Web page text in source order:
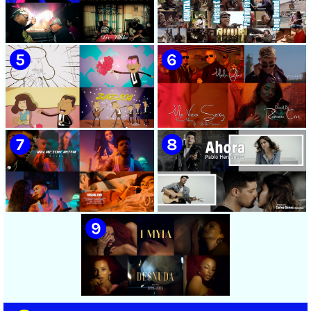
🟡 Chacal - ¨No Volveré¨ -
Videoclip - Dirección: Adrián
Sánchez Ávila
🟡 Adrián Berazaín & Luna
Manzanares - ¨Ya es
después¨ - Videoclip -
Dirección: Lester Hamlet
🟡 Sweet Lizzy Project -
¨Nothing Lasts¨ - Videoclip -
Dirección: Víctor Vinuesa
(Vitiko)
🟡 75 Artistas Cubanos
¨Guantanamera¨ - Playing
For Change - Song Around
The World
🟡 Zafiros - ¨Un nombre de
mujer¨ - Proyecto Anima
EGREM - Videoclip Animado
- Dirección: Landy García
🟡 Máxima Alerta & Eduardo
Antonio - ¨Me veo sexy¨ -
Videoclip - Dirección:
Ramón Cruz
🟡 Naldo - ¨Relación rota¨ 📺
Videoclip - 🎬 Director: Visual
EME
🟡 Pablo Hernández -
¨Ahora¨ 📺 Videoclip - 🎬
Director: Carlos Gómez